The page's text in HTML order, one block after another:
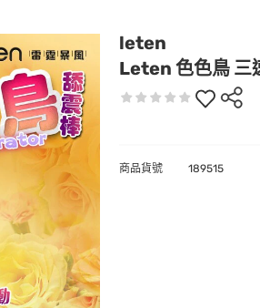
leten
Leten 色色鳥 三
商品貨號 189515